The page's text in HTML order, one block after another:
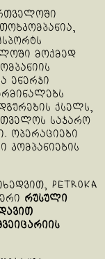
მოქმედ
ენერჯი
ქსელს,
საჯარო
ოპერაციები
Petroka
რუსული